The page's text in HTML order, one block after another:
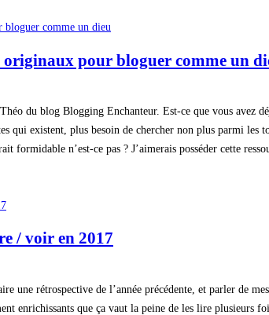
pour bloguer comme un
du blog Blogging Enchanteur. Est-ce que vous avez
qui existent, plus besoin de chercher non plus parmi
formidable n’est-ce pas ? J’aimerais posséder cette
/ voir en 2017
une rétrospective de l’année précédente, et parler de
enrichissants que ça vaut la peine de les lire plusieurs